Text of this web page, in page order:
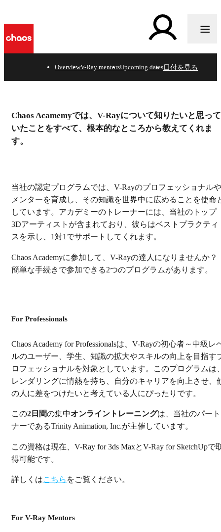
Where learning and
hand.
OverviewV-Ray mentorsUpcoming dates日付を見る
Chaos Acamemyでは、V-Rayについて知りたいと思って
いたことをすべて、根本的なところから教えてくれま
す。
当社の認定プログラムでは、V-Rayのプロフェッショナルや
メンターを育成し、その知識を世界中に広めることを使命
しています。アカデミーのトレーナーには、当社のトップ
3Dアーティストが含まれており、彼らはベストプラクティ
スを示し、1対1でサポートしてくれます。
Chaos Academyに参加して、V-Rayの達人になりませんか？
簡単な手続きで参加できる2つのプログラムがあります。
For Professionals
Chaos Academy for Professionalsは、V-Rayの初心者～中級レ
ルのユーザー、学生、知識の拡大やスキルの向上を目指す
ロフェッショナルを対象としています。このプログラムは
レンダリングに情熱を持ち、自分のキャリアを向上させ、
の人に差をつけたいと考えている人にぴったりです。
この2日間の集中オンライントレーニングは、当社のパート
ナーであるTrinity Animation, Inc.が主催しています。
この資格は現在、V-Ray for 3ds MaxとV-Ray for SketchUpで
得可能です。
詳しくはこちら をご覧ください。
For V-Ray Mentors